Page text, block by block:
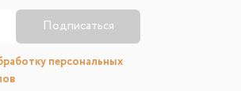
Подписаться
персональных